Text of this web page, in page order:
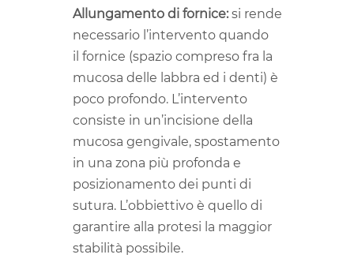
Allungamento di fornice:si rende
necessario l’intervento quando
il fornice (spazio compreso fra la
mucosa delle labbra ed i denti) è
poco profondo. L’intervento
consiste in un’incisione della
mucosa gengivale, spostamento
in una zona più profonda e
posizionamento dei punti di
sutura. L’obbiettivo è quello di
garantire alla protesi la maggior
stabilità possibile.